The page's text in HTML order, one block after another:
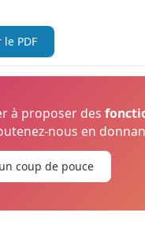
PDF
à proposer des
nous en
coup de pouce